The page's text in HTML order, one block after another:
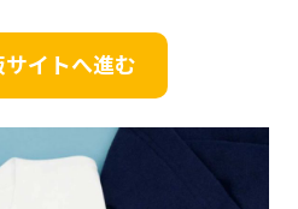
イトへ進む